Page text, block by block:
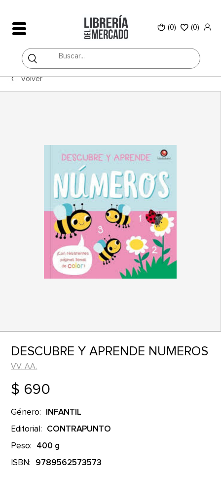
(0) (0)
Volver
DESCUBRE Y APRENDE NUMEROS
VV. AA.
$ 690
Género: INFANTIL
Editorial: CONTRAPUNTO
Peso: 400 g
ISBN: 9789562573573